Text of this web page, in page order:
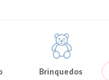
Brinquedos